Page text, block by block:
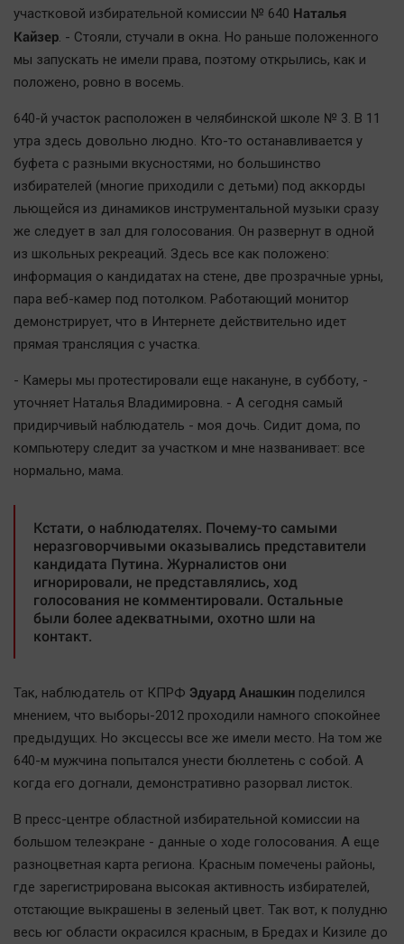
Мнения
Спорт
Технологии
Отраслевые темы
Hедвижимость
Образование
Автомобили
Банки
Медиаграмотность
Медицина
Новости компаний
Прогулки по городу Ч
Спецпроект
Статистика
English version
Online-консультация
Актуальная тема
Быстрый медиазавод
Вкусное
Гороскоп
Дети
ЖКХ
Интервью
Качество жизни
участковой избирательной комиссии № 640 Наталья
Кайзер. - Стояли, стучали в окна. Но раньше положенного
мы запускать не имели права, поэтому открылись, как и
положено, ровно в восемь.
640-й участок расположен в челябинской школе № 3. В 11
утра здесь довольно людно. Кто-то останавливается у
буфета с разными вкусностями, но большинство
избирателей (многие приходили с детьми) под аккорды
льющейся из динамиков инструментальной музыки сразу
же следует в зал для голосования. Он развернут в одной
из школьных рекреаций. Здесь все как положено:
информация о кандидатах на стене, две прозрачные урны,
пара веб-камер под потолком. Работающий монитор
демонстрирует, что в Интернете действительно идет
прямая трансляция с участка.
- Камеры мы протестировали еще накануне, в субботу, -
уточняет Наталья Владимировна. - А сегодня самый
придирчивый наблюдатель - моя дочь. Сидит дома, по
компьютеру следит за участком и мне названивает: все
нормально, мама.
Кстати, о наблюдателях. Почему-то самыми
неразговорчивыми оказывались представители
кандидата Путина. Журналистов они
игнорировали, не представлялись, ход
голосования не комментировали. Остальные
были более адекватными, охотно шли на
контакт.
Так, наблюдатель от КПРФ Эдуард Анашкин поделился
мнением, что выборы-2012 проходили намного спокойнее
предыдущих. Но эксцессы все же имели место. На том же
640-м мужчина попытался унести бюллетень с собой. А
когда его догнали, демонстративно разорвал листок.
В пресс-центре областной избирательной комиссии на
большом телеэкране - данные о ходе голосования. А еще
разноцветная карта региона. Красным помечены районы,
где зарегистрирована высокая активность избирателей,
отстающие выкрашены в зеленый цвет. Так вот, к полудню
весь юг области окрасился красным, в Бредах и Кизиле до